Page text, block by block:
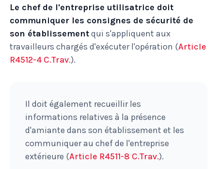
Le chef de l'entreprise utilisatrice doit
communiquer les consignes de sécurité de
son établissementqui s'appliquent aux
travailleurs chargés d'exécuter l'opération (Article
R4512-4 C.Trav.).
Il doit également recueillir les
informations relatives à la présence
d'amiante dans son établissement et les
communiquer au chef de l'entreprise
extérieure (Article R4511-8 C.Trav.).